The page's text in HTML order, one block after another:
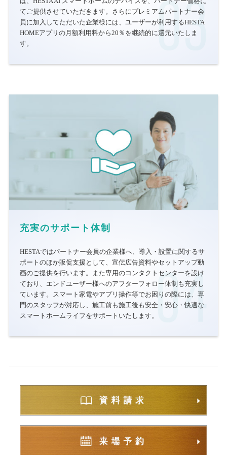
てご提供させていただきます。さらにプレミアムパートナー会
員に加入してただいた企業様には、ユーザーが利用するHESTA
HOMEアプリの月額利用料から20％を継続的に還元いたしま
す。
充実のサポート体制
HESTAではパートナー会員の企業様へ、導入・設置に関するサ
ポートのほか販促支援として、宣伝広告資料やセットアップ動
画のご提供を行います。また専用のコンタクトセンターを設け
ており、エンドユーザー様へのアフターフォロー体制も充実し
ています。スマート家電やアプリ操作等でお困りの際には、専
門のスタッフが対応し、施工前も施工後も安全・安心・快適な
スマートホームライフをサポートいたします。